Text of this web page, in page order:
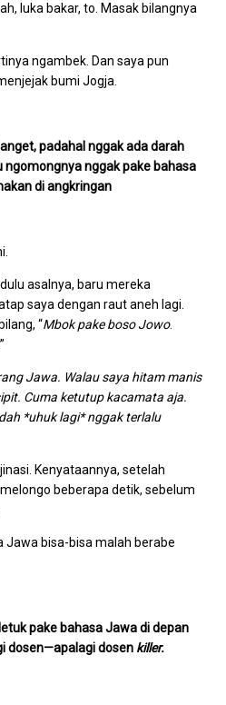
luka bakar, to. Masak bilangnya
ngambek. Dan saya pun
bumi Jogja.
padahal nggak ada darah
nggak pake bahasa
di angkringan
asalnya, baru mereka
saya dengan raut aneh lagi.
“Mbok pake boso Jowo.
Jawa. Walau saya hitam manis
Cuma ketutup kacamata aja.
*uhuk lagi* nggak terlalu
Kenyataannya, setelah
beberapa detik, sebelum
Jawa bisa-bisa malah berabe
pake bahasa Jawa di depan
dosen—apalagi dosen killer.